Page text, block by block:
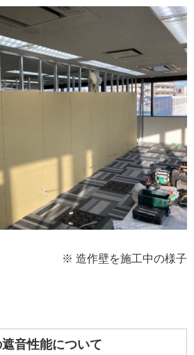
※ 造作壁を施工中の様子
音性能について